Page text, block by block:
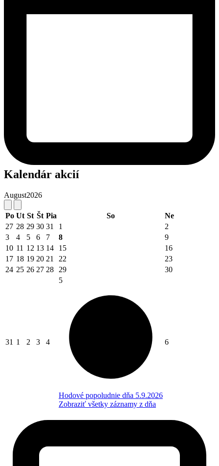
Kalendár akcií
August2026
Po Ut St Št Pia So
Ne
27 28 29 30 31 1
2
3
4 5 6 7 8
9
10 11 12 13 14 15
16
17 18 19 20 21 22
23
24 25 26 27 28 29 30
31 1 2 3 4
5
Hodové popoludnie dňa 5.9.2026
Zobraziť všetky záznamy z dňa
6